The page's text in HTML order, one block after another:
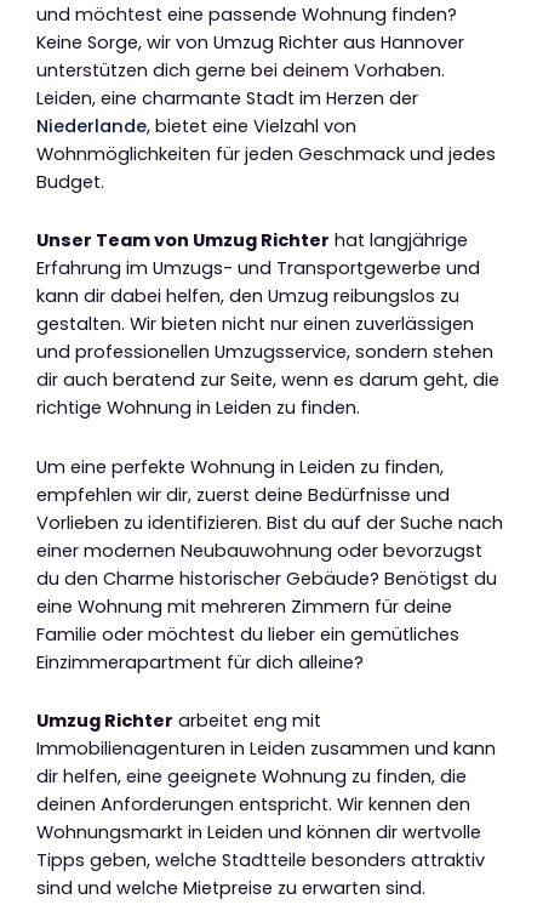
und möchtest eine passende Wohnung finden?
Keine Sorge, wir von Umzug Richter aus Hannover
unterstützen dich gerne bei deinem Vorhaben.
Leiden, eine charmante Stadt im Herzen der
Niederlande, bietet eine Vielzahl von
Wohnmöglichkeiten für jeden Geschmack und jedes
Budget.
Unser Team von Umzug Richter hat langjährige
Erfahrung im Umzugs- und Transportgewerbe und
kann dir dabei helfen, den Umzug reibungslos zu
gestalten. Wir bieten nicht nur einen zuverlässigen
und professionellen Umzugsservice, sondern stehen
dir auch beratend zur Seite, wenn es darum geht, die
richtige Wohnung in Leiden zu finden.
Um eine perfekte Wohnung in Leiden zu finden,
empfehlen wir dir, zuerst deine Bedürfnisse und
Vorlieben zu identifizieren. Bist du auf der Suche nach
einer modernen Neubauwohnung oder bevorzugst
du den Charme historischer Gebäude? Benötigst du
eine Wohnung mit mehreren Zimmern für deine
Familie oder möchtest du lieber ein gemütliches
Einzimmerapartment für dich alleine?
Umzug Richter arbeitet eng mit
Immobilienagenturen in Leiden zusammen und kann
dir helfen, eine geeignete Wohnung zu finden, die
deinen Anforderungen entspricht. Wir kennen den
Wohnungsmarkt in Leiden und können dir wertvolle
Tipps geben, welche Stadtteile besonders attraktiv
sind und welche Mietpreise zu erwarten sind.